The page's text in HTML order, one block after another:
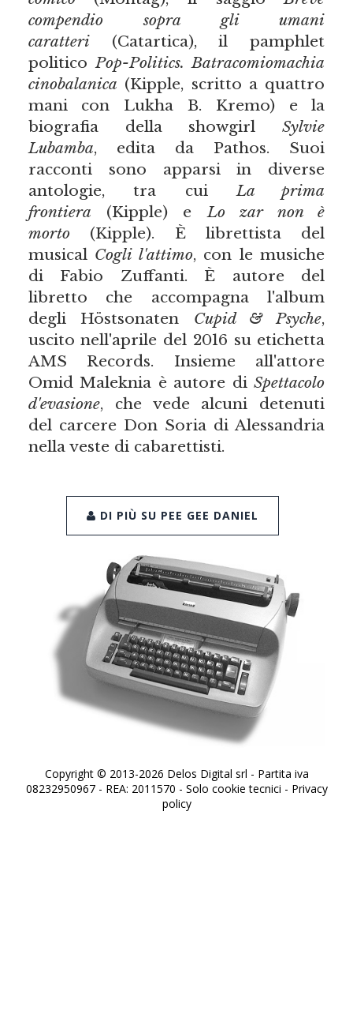
compendio sopra gli umani
caratteri(Catartica), il pamphlet
politicoPop-Politics. Batracomiomachia
cinobalanica (Kipple, scritto a quattro
mani con Lukha B. Kremo) e la
biografia della showgirlSylvie
Lubamba, edita da Pathos. Suoi
racconti sono apparsi in diverse
antologie, tra cuiLa prima
frontiera (Kipple) eLo zar non è
morto(Kipple). È librettista del
musical Cogli l'attimo, con le musiche
di Fabio Zuffanti. È autore del
libretto che accompagna l'album
degli Höstsonaten Cupid & Psyche,
uscito nell'aprile del 2016 su etichetta
AMS Records. Insieme all'attore
Omid Maleknia è autore diSpettacolo
d'evasione, che vede alcuni detenuti
del carcere Don Soria di Alessandria
nella veste di cabarettisti.
DI PIÙ SU PEE GEE DANIEL
Copyright © 2013-2026 Delos Digital srl - Partita iva
08232950967 - REA: 2011570 - Solo cookie tecnici - Privacy
policy